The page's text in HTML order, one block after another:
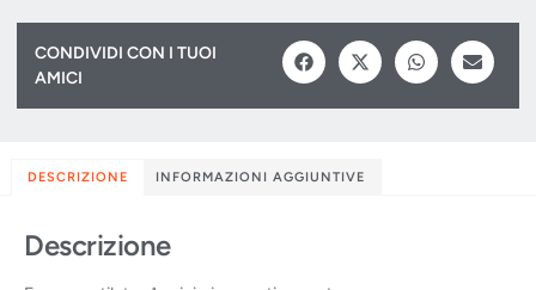
CONDIVIDI CON I TUOI
AMICI
DESCRIZIONE INFORMAZIONI AGGIUNTIVE
Descrizione